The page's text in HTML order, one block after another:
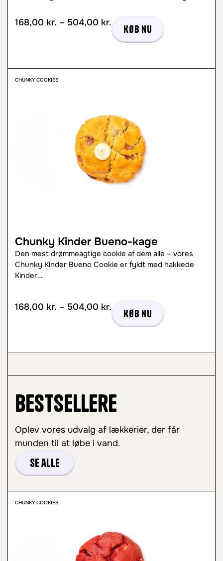
168,00 kr. – 504,00 kr.
Køb nu
CHUNKY COOKIES
Chunky Kinder Bueno-kage
Den mest drømmeagtige cookie af dem alle – vores
Chunky Kinder Bueno Cookie er fyldt med hakkede
Kinder…
168,00 kr. – 504,00 kr.
Køb nu
Bestsellere
Oplev vores udvalg af lækkerier, der får
munden til at løbe i vand.
Se alle
CHUNKY COOKIES